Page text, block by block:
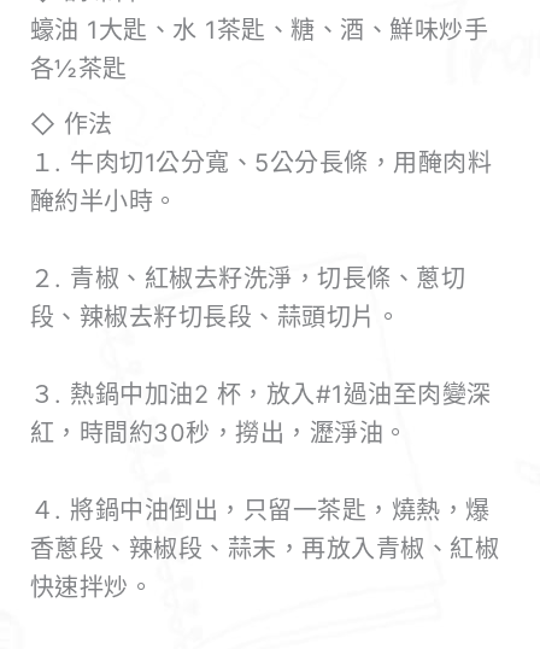
蠔油 1大匙、水 1茶匙、糖、酒、鮮味炒手
各½茶匙
◇ 作法
１. 牛肉切1公分寬、5公分長條，用醃肉料
醃約半小時。
２. 青椒、紅椒去籽洗淨，切長條、蔥切
段、辣椒去籽切長段、蒜頭切片。
３. 熱鍋中加油2 杯，放入#1過油至肉變深
紅，時間約30秒，撈出，瀝淨油。
４. 將鍋中油倒出，只留一茶匙，燒熱，爆
香蔥段、辣椒段、蒜末，再放入青椒、紅椒
快速拌炒。